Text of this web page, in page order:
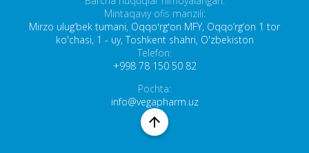
Mintaqaviy ofis manzili:
Mirzo ulug‘bek tumani, Oqqoʻrgʻon MFY, Oqqo‘rg‘on 1 tor
ko'chasi, 1 - uy, Toshkent shahri, O'zbekiston
Telefon:
+998 78 150 50 82
Pochta:
info@vegapharm.uz
arrow_upward